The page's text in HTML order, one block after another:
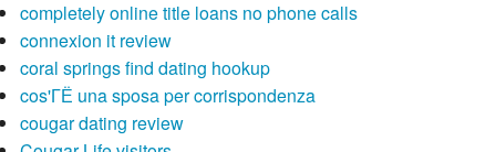
completely online title loans no phone calls
connexion it review
coral springs find dating hookup
cos'ГЁ una sposa per corrispondenza
cougar dating review